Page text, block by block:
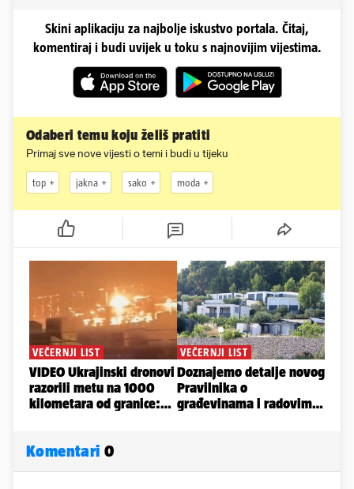
Skini aplikaciju za najbolje iskustvo portala. Čitaj,
komentiraj i budi uvijek u toku s najnovijim vijestima.
Odaberi temu koju želiš pratiti
Primaj sve nove vijesti o temi i budi u tijeku
top jakna sako moda
Komentari 0